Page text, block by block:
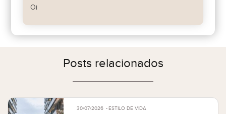
Oi
Posts relacionados
30/07/2026 ESTILO DE VIDA